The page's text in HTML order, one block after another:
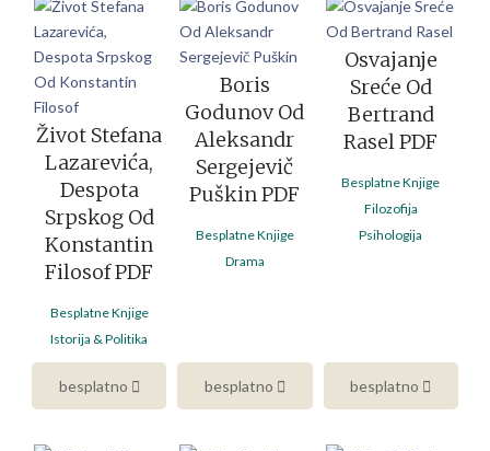
Život Stefana
Lazarevića,
Despota
Srpskog Od
Konstantin
Filosof PDF
Besplatne Knjige
Istorija & Politika
Boris
Godunov Od
Aleksandr
Sergejevič
Puškin PDF
Besplatne Knjige
Drama
Osvajanje
Sreće Od
Bertrand
Rasel PDF
Besplatne Knjige
Filozofija
Psihologija
besplatno besplatno besplatno